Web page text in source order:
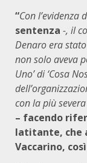
“Con l’evidenza
sentenza -, il
Denaro era
non solo aveva
Uno’ di ‘Cosa
con la più
– facendo
latitante, che
Vaccarino,